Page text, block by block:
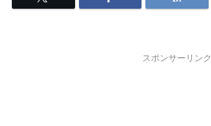
スポンサーリンク